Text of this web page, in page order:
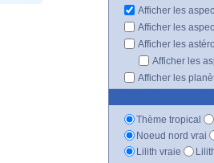
Afficher les
Afficher les
Afficher les
Afficher les
Afficher les
Thème tropical
Noeud nord vrai
Lilith vraie